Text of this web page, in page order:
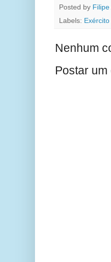
Posted by Filipe
Labels:
Nenhum
Postar